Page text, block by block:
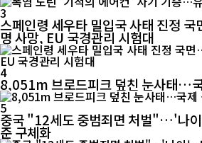
3
스페인령 세우타 밀입국 사태 진정
명 사망, EU 국경관리 시험대
4
8,051m 브로드피크 덮친 눈사태…
5
중국 "12세도 중범죄면 처벌"…'나이
준 구체화